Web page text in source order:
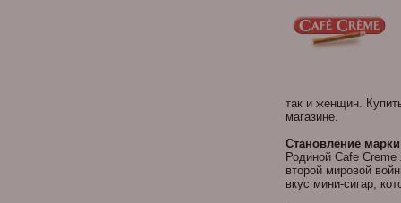
так и женщин.
магазине.
Становление марки
Родиной Cafe
второй мировой
вкус мини-сигар,